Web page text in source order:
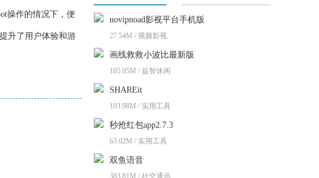
操作的情况下，便
升了用户体验和游
novipnoad影视平台手机版
27.54M / 视频影视
画线救救小波比最新版
105.05M / 益智休闲
SHAREit
103.98M / 实用工具
秒抢红包app2.7.3
63.02M / 实用工具
双鱼语音
383.81M / 社交通讯